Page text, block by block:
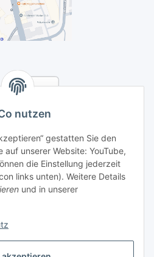
nutzen
gestatten Sie den
auf unserer Website: YouTube,
die Einstellung jederzeit
links unten). Weitere Details
und in unserer